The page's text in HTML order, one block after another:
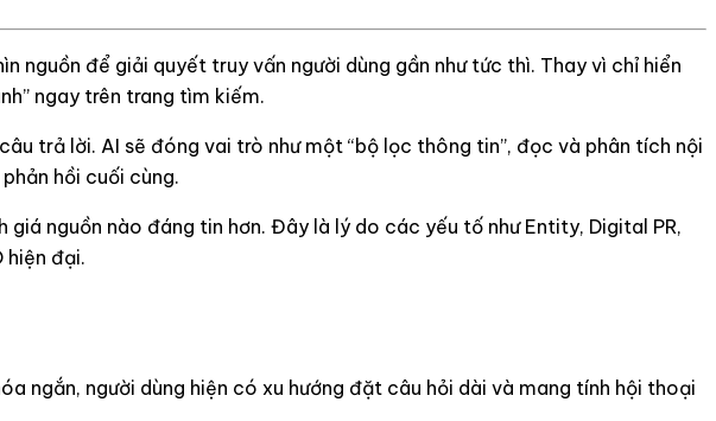
nguồn để giải quyết truy vấn người dùng gần như tức thì. Thay vì chỉ hiển
ngay trên trang tìm kiếm.
trả lời. AI sẽ đóng vai trò như một “bộ lọc thông tin”, đọc và phân tích nội
hồi cuối cùng.
nguồn nào đáng tin hơn. Đây là lý do các yếu tố như Entity, Digital PR,
hiện đại.
ngắn, người dùng hiện có xu hướng đặt câu hỏi dài và mang tính hội thoại